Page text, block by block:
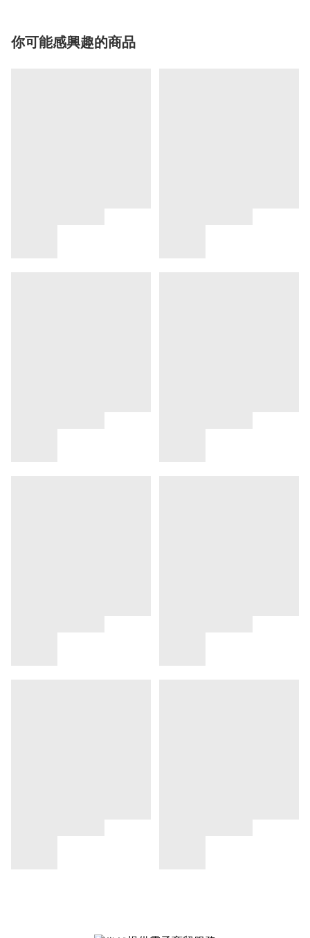
你可能感興趣的商品